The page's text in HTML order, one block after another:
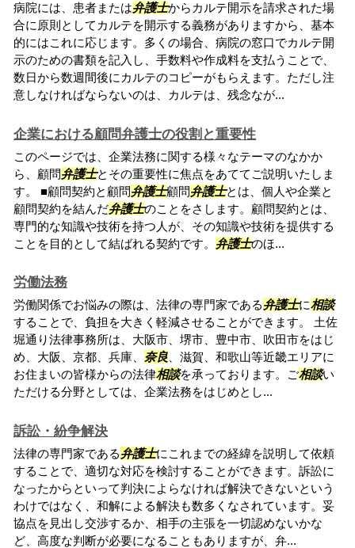
病院には、患者または弁護士からカルテ開示を請求された場
合に原則としてカルテを開示する義務がありますから、基本
的にはこれに応じます。多くの場合、病院の窓口でカルテ開
示のための書類を記入し、手数料や作成料を支払うことで、
数日から数週間後にカルテのコピーがもらえます。ただし注
意しなければならないのは、カルテは、残念なが...
企業における顧問弁護士の役割と重要性
このページでは、企業法務に関する様々なテーマのなかか
ら、顧問弁護士とその重要性に焦点をあててご説明いたしま
す。 ■顧問契約と顧問弁護士顧問弁護士とは、個人や企業と
顧問契約を結んだ弁護士のことをさします。顧問契約とは、
専門的な知識や技術を持つ人が、その知識や技術を提供する
ことを目的として結ばれる契約です。 弁護士のほ...
労働法務
労働関係でお悩みの際は、法律の専門家である弁護士に相談
することで、負担を大きく軽減させることができます。 土佐
堀通り法律事務所は、大阪市、堺市、豊中市、吹田市をはじ
め、大阪、京都、兵庫、 奈良 、滋賀、和歌山等近畿エリアに
お住まいの皆様からの法律相談を承っております。ご相談い
ただける分野としては、企業法務をはじめとし...
訴訟・紛争解決
法律の専門家である弁護士にこれまでの経緯を説明して依頼
することで、適切な対応を検討することができます。訴訟に
なったからといって判決によらなければ解決できないという
わけではなく、和解による解決も数多くなされています。妥
協点を見出し交渉するか、相手の主張を一切認めないかな
ど、高度な判断が必要になることもありますが、弁...